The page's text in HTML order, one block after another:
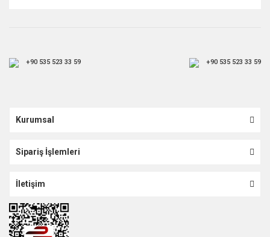
+90 535 523 33 59 +90 535 523 33 59
Kurumsal
Sipariş İşlemleri
İletişim